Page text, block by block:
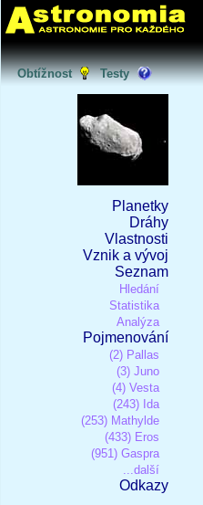
Obtížnost Testy
Planetky
Dráhy
Vlastnosti
Vznik a vývoj
Seznam
Hledání
Statistika
Analýza
Pojmenování
(2) Pallas
(3) Juno
(4) Vesta
(243) Ida
(253) Mathylde
(433) Eros
(951) Gaspra
...další
Odkazy